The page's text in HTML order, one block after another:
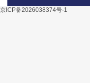
京ICP备2026038374号-1